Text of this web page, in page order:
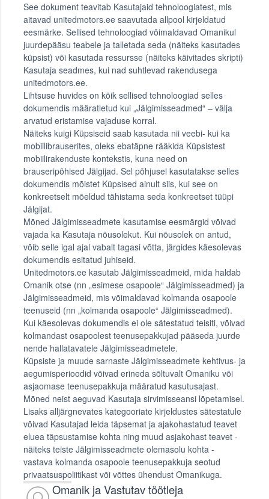
See dokument teavitab Kasutajaid tehnoloogiatest, mis
aitavad unitedmotors.ee saavutada allpool kirjeldatud
eesmärke. Sellised tehnoloogiad võimaldavad Omanikul
juurdepääsu teabele ja talletada seda (näiteks kasutades
küpsist) või kasutada ressursse (näiteks käivitades skripti)
Kasutaja seadmes, kui nad suhtlevad rakendusega
unitedmotors.ee.
Lihtsuse huvides on kõik sellised tehnoloogiad selles
dokumendis määratletud kui „Jälgimisseadmed“ – välja
arvatud eristamise vajaduse korral.
Näiteks kuigi Küpsiseid saab kasutada nii veebi- kui ka
mobiilibrauserites, oleks ebatäpne rääkida Küpsistest
mobiilirakenduste kontekstis, kuna need on
brauseripõhised Jälgijad. Sel põhjusel kasutatakse selles
dokumendis mõistet Küpsised ainult siis, kui see on
konkreetselt mõeldud tähistama seda konkreetset tüüpi
Jälgijat.
Mõned Jälgimisseadmete kasutamise eesmärgid võivad
vajada ka Kasutaja nõusolekut. Kui nõusolek on antud,
võib selle igal ajal vabalt tagasi võtta, järgides käesolevas
dokumendis esitatud juhiseid.
Unitedmotors.ee kasutab Jälgimisseadmeid, mida haldab
Omanik otse (nn „esimese osapoole“ Jälgimisseadmed) ja
Jälgimisseadmeid, mis võimaldavad kolmanda osapoole
teenuseid (nn „kolmanda osapoole“ Jälgimisseadmed).
Kui käesolevas dokumendis ei ole sätestatud teisiti, võivad
kolmandast osapoolest teenusepakkujad pääseda juurde
nende hallatavatele Jälgimisseadmetele.
Küpsiste ja muude sarnaste Jälgimisseadmete kehtivus- ja
aegumisperioodid võivad erineda sõltuvalt Omaniku või
asjaomase teenusepakkuja määratud kasutusajast.
Mõned neist aeguvad Kasutaja sirvimisseansi lõpetamisel.
Lisaks alljärgnevates kategooriate kirjeldustes sätestatule
võivad Kasutajad leida täpsemat ja ajakohastatud teavet
eluea täpsustamise kohta ning muud asjakohast teavet -
näiteks teiste Jälgimisseadmete olemasolu kohta -
vastava kolmanda osapoole teenusepakkuja seotud
privaatsuspoliitikast või võttes ühendust Omanikuga.
Omanik ja Vastutav töötleja